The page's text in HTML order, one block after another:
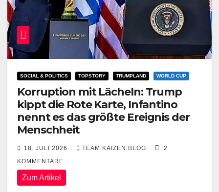
SOCIAL & POLITICS TOPSTORY TRUMPLAND WORLD CUP
Korruption mit Lächeln: Trump
kippt die Rote Karte, Infantino
nennt es das größte Ereignis der
Menschheit
18. JULI 2026 TEAM KAIZEN BLOG
2
KOMMENTARE
Zum Artikel